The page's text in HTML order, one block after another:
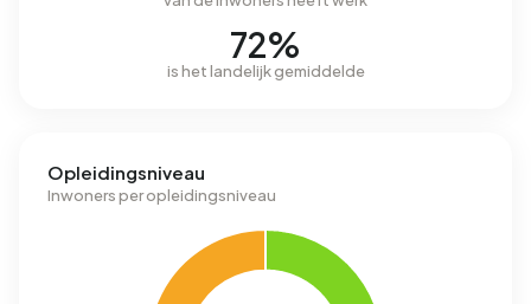
72%
is het landelijk gemiddelde
Opleidingsniveau
Inwoners per opleidingsniveau